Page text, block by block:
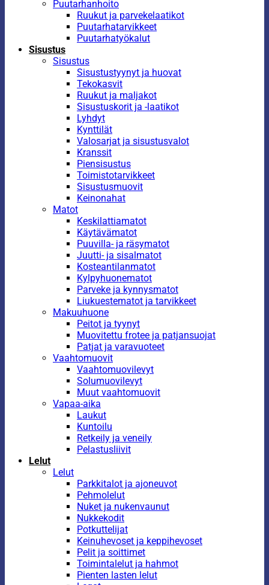
Puutarhanhoito
Ruukut ja parvekelaatikot
Puutarhatarvikkeet
Puutarhatyökalut
Sisustus
Sisustus
Sisustustyynyt ja huovat
Tekokasvit
Ruukut ja maljakot
Sisustuskorit ja -laatikot
Lyhdyt
Kynttilät
Valosarjat ja sisustusvalot
Kranssit
Piensisustus
Toimistotarvikkeet
Sisustusmuovit
Keinonahat
Matot
Keskilattiamatot
Käytävämatot
Puuvilla- ja räsymatot
Juutti- ja sisalmatot
Kosteantilanmatot
Kylpyhuonematot
Parveke ja kynnysmatot
Liukuestematot ja tarvikkeet
Makuuhuone
Peitot ja tyynyt
Muovitettu frotee ja patjansuojat
Patjat ja varavuoteet
Vaahtomuovit
Vaahtomuovilevyt
Solumuovilevyt
Muut vaahtomuovit
Vapaa-aika
Laukut
Kuntoilu
Retkeily ja veneily
Pelastusliivit
Lelut
Lelut
Parkkitalot ja ajoneuvot
Pehmolelut
Nuket ja nukenvaunut
Nukkekodit
Potkuttelijat
Keinuhevoset ja keppihevoset
Pelit ja soittimet
Toimintalelut ja hahmot
Pienten lasten lelut